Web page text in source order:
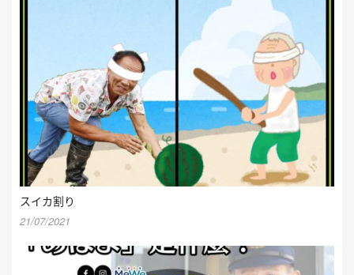
スイカ割り
21/07/2021